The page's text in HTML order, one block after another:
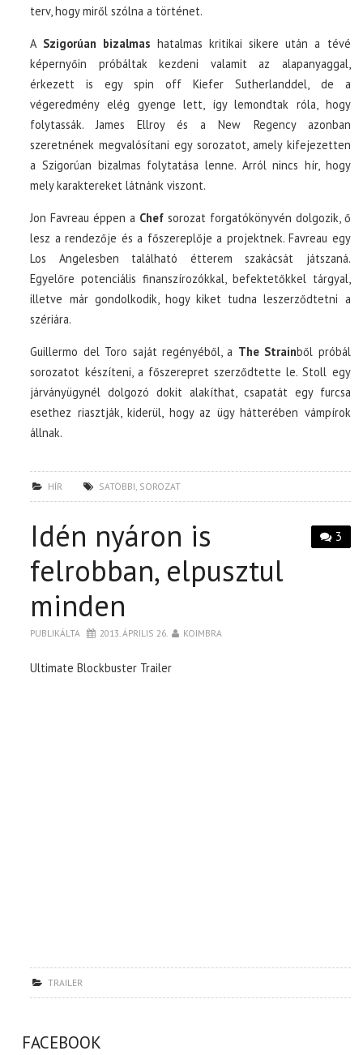
terv, hogy miről szólna a történet.
A Szigorúan bizalmas hatalmas kritikai sikere után a tévé
képernyőin próbáltak kezdeni valamit az alapanyaggal,
érkezett is egy spin off Kiefer Sutherlanddel, de a
végeredmény elég gyenge lett, így lemondtak róla, hogy
folytassák. James Ellroy és a New Regency azonban
szeretnének megvalósítani egy sorozatot, amely kifejezetten
a Szigorúan bizalmas folytatása lenne. Arról nincs hír, hogy
mely karaktereket látnánk viszont.
Jon Favreau éppen a Chefsorozat forgatókönyvén dolgozik, ő
lesz a rendezője és a főszereplője a projektnek. Favreau egy
Los Angelesben található étterem szakácsát játszaná.
Egyelőre potenciális finanszírozókkal, befektetőkkel tárgyal,
illetve már gondolkodik, hogy kiket tudna leszerződtetni a
szériára.
Guillermo del Toro saját regényéből, a The Strainből próbál
sorozatot készíteni, a főszerepret szerződtette le. Stoll egy
járványügynél dolgozó dokit alakíthat, csapatát egy furcsa
esethez riasztják, kiderül, hogy az ügy hátterében vámpírok
állnak.
HÍR SATÖBBI, SOROZAT
3
Idén nyáron is
felrobban, elpusztul
minden
PUBLIKÁLTA 2013. ÁPRILIS 26. KOIMBRA
Ultimate Blockbuster Trailer
TRAILER
FACEBOOK